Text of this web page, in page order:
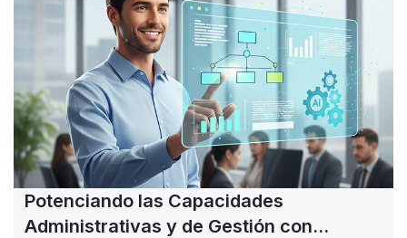
Potenciando las Capacidades
Administrativas y de Gestión con